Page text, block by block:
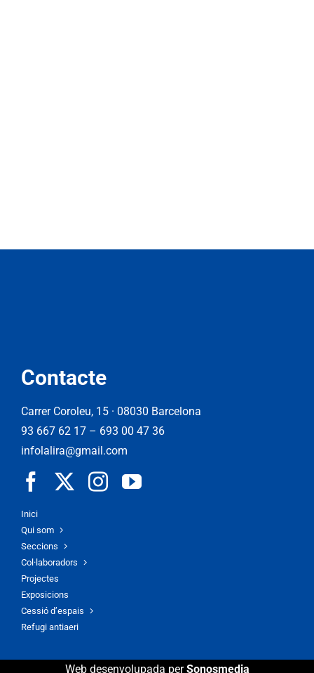
Contacte
Carrer Coroleu, 15 · 08030 Barcelona
93 667 62 17– 693 00 47 36
infolalira@gmail.com
Inici
Qui som
Seccions
Col·laboradors
Projectes
Exposicions
Cessió d’espais
Refugi antiaeri
Web desenvolupada perSonosmedia